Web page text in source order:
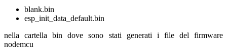
blank.bin
esp_init_data_default.bin
nella cartella bin dove sono stati generati i file del firmware
nodemcu